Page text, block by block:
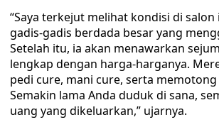
“Saya terkejut melihat kondisi di salon
gadis-gadis berdada besar yang
Setelah itu, ia akan menawarkan
lengkap dengan harga-harganya.
pedi cure, mani cure, serta
Semakin lama Anda duduk di sana,
uang yang dikeluarkan,” ujarnya.